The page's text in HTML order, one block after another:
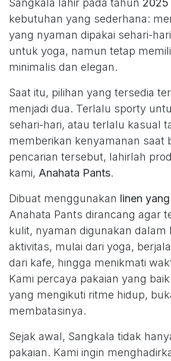
Sangkala lahir pada tahun 2025
kebutuhan yang sederhana:
yang nyaman dipakai sehari-
untuk yoga, namun tetap
minimalis dan elegan.
Saat itu, pilihan yang tersedia
menjadi dua. Terlalu sporty
sehari-hari, atau terlalu kasual
memberikan kenyamanan saat
pencarian tersebut, lahirlah
kami, Anahata Pants.
Dibuat menggunakan linen
Anahata Pants dirancang agar
kulit, nyaman digunakan dalam
aktivitas, mulai dari yoga,
dari kafe, hingga menikmati
Kami percaya pakaian yang
yang mengikuti ritme hidup,
membatasinya.
Sejak awal, Sangkala tidak
pakaian. Kami ingin